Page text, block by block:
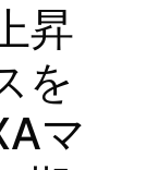
昇
を
マ